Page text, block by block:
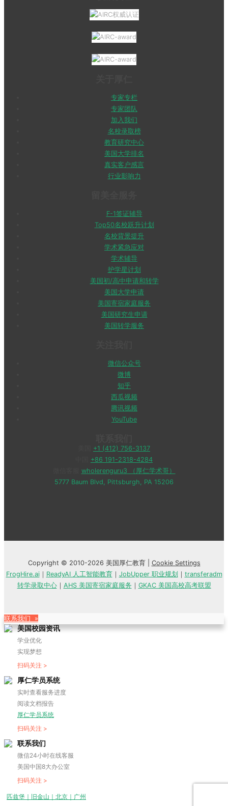
专家专栏
专家团队
加入我们
名校录取榜
教育研究中心
美国大学排名
真实客户感言
行业影响力
F-1签证辅导
Top50名校跃升计划
名校背景提升
学术紧急应对
学术辅导
护学星计划
美国初/高中申请和转学
美国大学申请
美国寄宿家庭服务
美国研究生申请
美国转学服务
微信公众号
微博
知乎
西瓜视频
腾讯视频
YouTube
+1 (412) 756-3137
+86 191-2318-4284
wholerenguru3 （厚仁学术哥）
5777 Baum Blvd, Pittsburgh, PA 15206
Copyright © 2010-2026 美国厚仁教育 | Cookie Settings
FrogHire.ai｜ ReadyAI 人工智能教育｜ JobUpper 职业规划 ｜ transferadm
转学录取中心｜ AHS 美国寄宿家庭服务 ｜ GKAC 美国高校高考联盟
联系我们 »
美国校园资讯
学业优化
实现梦想
扫码关注 >
厚仁学员系统
实时查看服务进度
阅读文档报告
厚仁学员系统
扫码关注 >
联系我们
微信24小时在线客服
美国中国8大办公室
扫码关注 >
匹兹堡｜旧金山｜北京｜广州